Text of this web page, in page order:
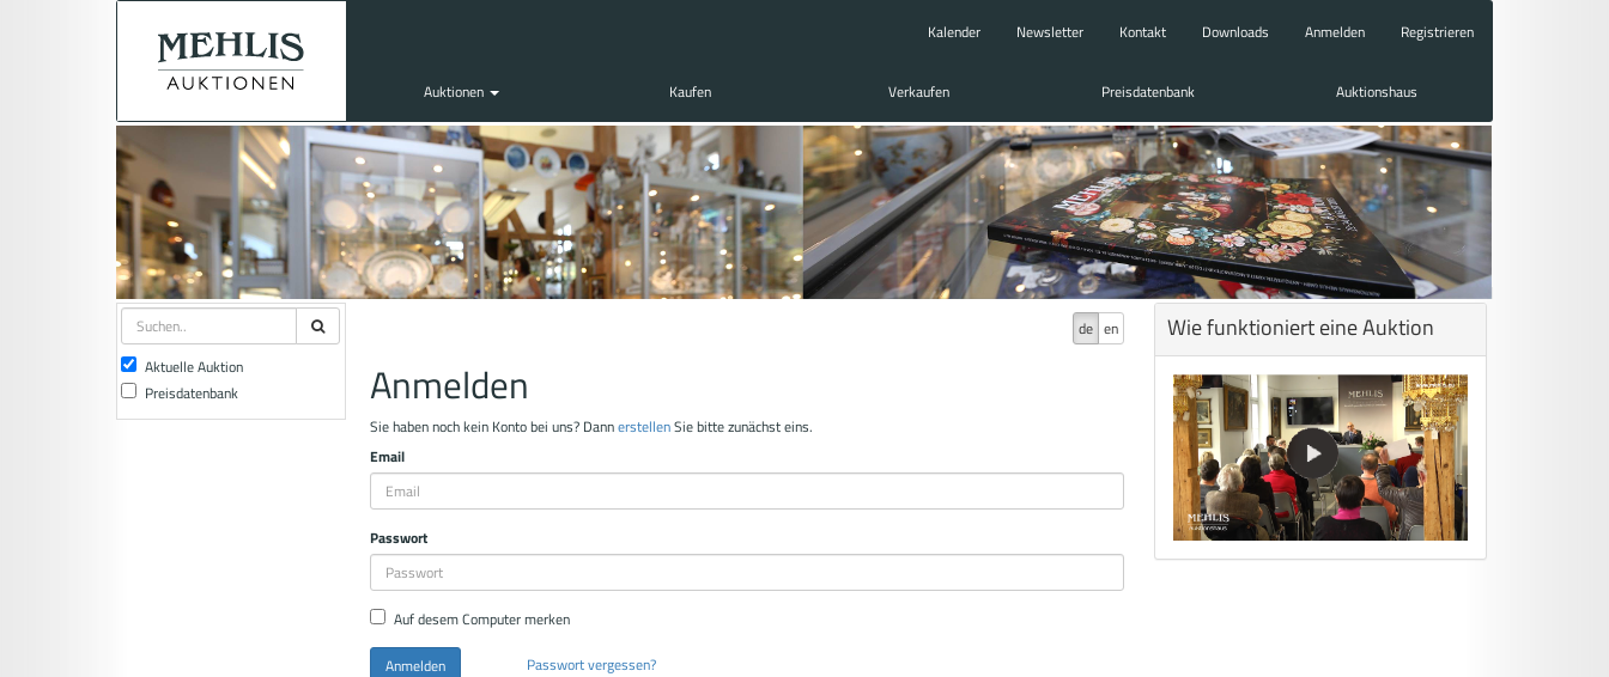
Kalender Newsletter Kontakt Downloads Anmelden Registrieren
Auktionen Kaufen Verkaufen Preisdatenbank Auktionshaus
Aktuelle Auktion
Preisdatenbank
de en
Anmelden
Sie haben noch kein Konto bei uns? DannerstellenSie bitte zunächst eins.
Email
Passwort
Auf desem Computer merken
Anmelden Passwort vergessen?
Wie funktioniert eine Auktion